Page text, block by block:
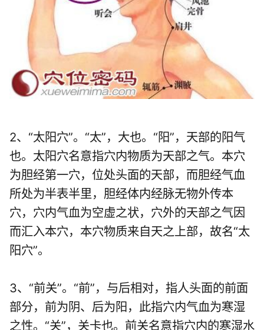
2、“太阳穴”。“太”，大也。“阳”，天部的阳气
也。太阳穴名意指穴内物质为天部之气。本穴
为胆经第一穴，位处头面的天部，而胆经气血
所处为半表半里，胆经体内经脉无物外传本
穴，穴内气血为空虚之状，穴外的天部之气因
而汇入本穴，本穴物质来自天之上部，故名“太
阳穴”。
3、“前关”。“前”，与后相对，指人头面的前面
部分，前为阴、后为阳，此指穴内气血为寒湿
之性。“关”，关卡也。前关名意指穴内的寒湿水